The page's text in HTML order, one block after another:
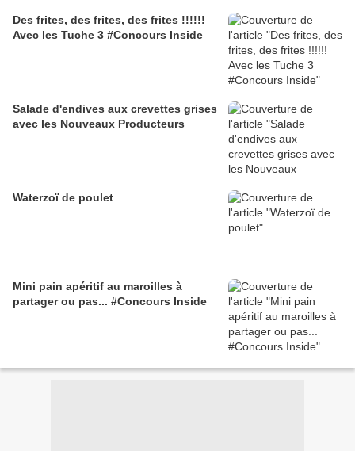
Des frites, des frites, des frites !!!!!!
Avec les Tuche 3 #Concours Inside
Salade d'endives aux crevettes grises
avec les Nouveaux Producteurs
Waterzoï de poulet
Mini pain apéritif au maroilles à
partager ou pas... #Concours Inside